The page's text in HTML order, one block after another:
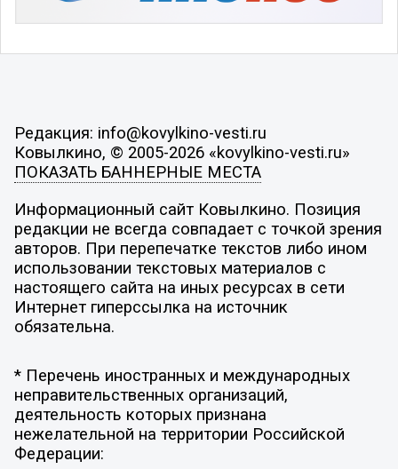
Редакция: info@kovylkino-vesti.ru
Ковылкино, © 2005-2026 «kovylkino-vesti.ru»
ПОКАЗАТЬ БАННЕРНЫЕ МЕСТА
Информационный сайт Ковылкино. Позиция
редакции не всегда совпадает с точкой зрения
авторов. При перепечатке текстов либо ином
использовании текстовых материалов с
настоящего сайта на иных ресурсах в сети
Интернет гиперссылка на источник
обязательна.
* Перечень иностранных и международных
неправительственных организаций,
деятельность которых признана
нежелательной на территории Российской
Федерации: